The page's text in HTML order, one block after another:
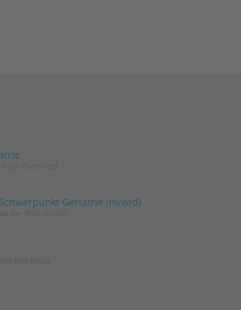
Geriatrie (m/w/d)